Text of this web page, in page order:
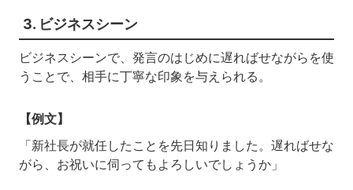
3. ビジネスシーン
ビジネスシーンで、発言のはじめに遅ればせながらを使
うことで、相手に丁寧な印象を与えられる。
【例文】
「新社長が就任したことを先日知りました。遅ればせな
がら、お祝いに伺ってもよろしいでしょうか」